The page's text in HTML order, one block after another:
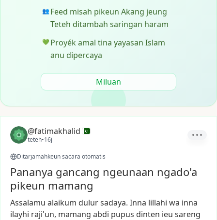
👥 Feed misah pikeun Akang jeung
Teteh ditambah saringan haram
💚 Proyék amal tina yayasan Islam
anu dipercaya
Miluan
@fatimakhalid
teteh•16j
Ditarjamahkeun sacara otomatis
Pananya gancang ngeunaan ngado'a
pikeun mamang
Assalamu alaikum dulursadaya. Inna lillahi wa inna
ilayhi raji'un, mamang abdi pupus dinten ieu sareng